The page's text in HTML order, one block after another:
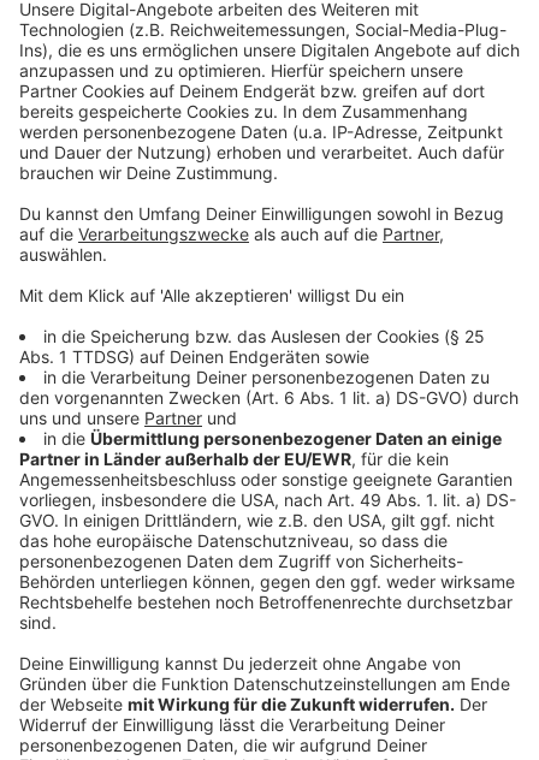
NRW-Innenminister Herbert Reul. Er ist großer
Verfechter von schneller und konsequenter
Täterverfolgung.
Anzeige
Kritik an der Nutzung von KI
Anzeige
Trotz der Erfolge gibt es auch erhebliche Kritik an der
Nutzung von KI durch die Polizei. Besonders die
Zusammenarbeit mit der Firma Palantir sorgt für
Diskussionen. Datenschützer und die Opposition
kritisieren, dass Palantir dem Multimilliardär Peter
Thiel gehört, einem prominenten Unterstützer vom
US-Präsident Donald Trump . Zudem ist die Software
äußerst kostspielig: Für sechs Jahre Nutzung zahlt das
Land NRW 39 Millionen Euro. Datenschützer sehen
außerdem kritisch, dass Palantir polizeiliche
Datenbanken miteinander verknüpft, was potenziell
Anzeige